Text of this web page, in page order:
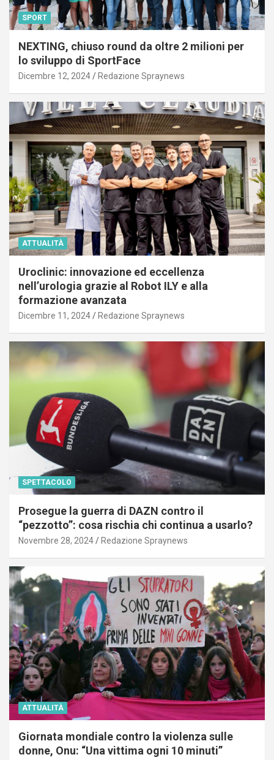
SPORT
NEXTING, chiuso round da oltre 2 milioni per
lo sviluppo di SportFace
Dicembre 12, 2024 Redazione Spraynews
ATTUALITÀ
Uroclinic: innovazione ed eccellenza
nell’urologia grazie al Robot ILY e alla
formazione avanzata
Dicembre 11, 2024 Redazione Spraynews
SPETTACOLO
Prosegue la guerra di DAZN contro il
“pezzotto”: cosa rischia chi continua a usarlo?
Novembre 28, 2024 Redazione Spraynews
ATTUALITÀ
Giornata mondiale contro la violenza sulle
donne, Onu: “Una vittima ogni 10 minuti”